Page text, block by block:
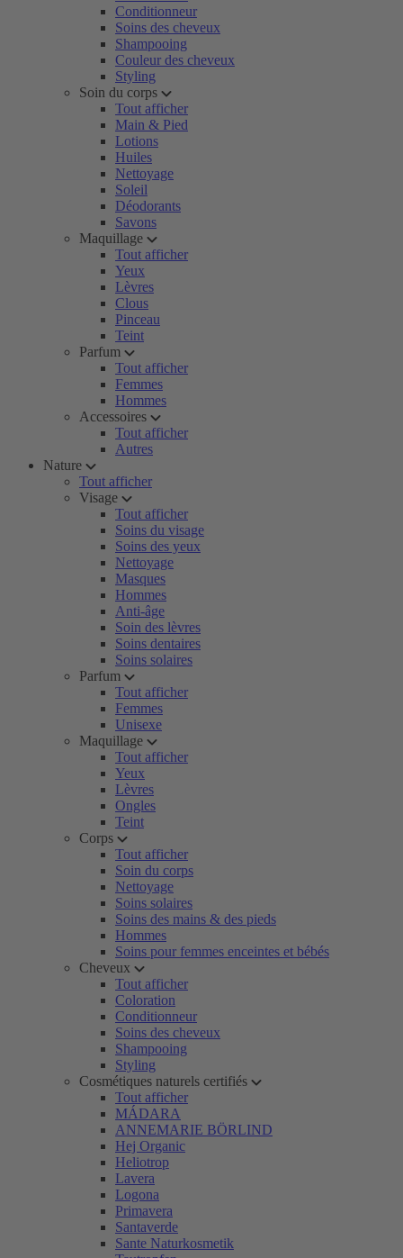
Conditionneur
Soins des cheveux
Shampooing
Couleur des cheveux
Styling
Soin du corps
Tout afficher
Main & Pied
Lotions
Huiles
Nettoyage
Soleil
Déodorants
Savons
Maquillage
Tout afficher
Yeux
Lèvres
Clous
Pinceau
Teint
Parfum
Tout afficher
Femmes
Hommes
Accessoires
Tout afficher
Autres
Nature
Tout afficher
Visage
Tout afficher
Soins du visage
Soins des yeux
Nettoyage
Masques
Hommes
Anti-âge
Soin des lèvres
Soins dentaires
Soins solaires
Parfum
Tout afficher
Femmes
Unisexe
Maquillage
Tout afficher
Yeux
Lèvres
Ongles
Teint
Corps
Tout afficher
Soin du corps
Nettoyage
Soins solaires
Soins des mains & des pieds
Hommes
Soins pour femmes enceintes et bébés
Cheveux
Tout afficher
Coloration
Conditionneur
Soins des cheveux
Shampooing
Styling
Cosmétiques naturels certifiés
Tout afficher
MÁDARA
ANNEMARIE BÖRLIND
Hej Organic
Heliotrop
Lavera
Logona
Primavera
Santaverde
Sante Naturkosmetik